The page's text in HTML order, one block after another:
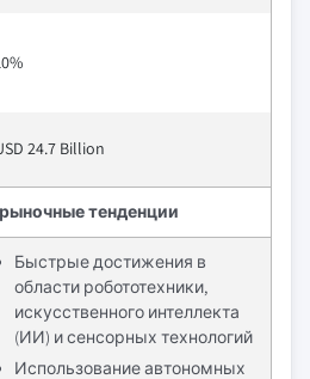
24.7 Billion
тенденции
Быстрые достижения в
области робототехники,
искусственного интеллекта
(ИИ) и сенсорных технологий
Использование автономных